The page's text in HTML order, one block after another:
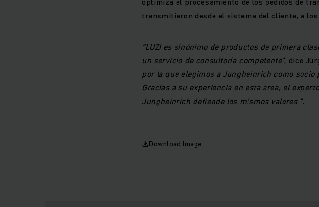
transmitieron desde el sistema del cliente, a
“LUZI es sinónimo de productos de primera
un servicio de consultoría competente”, dice
por la que elegimos a Jungheinrich como
Gracias a su experiencia en esta área, el
Jungheinrich defiende los mismos valores ”.
Download Image